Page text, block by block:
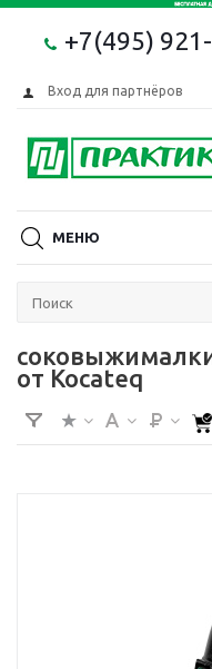
+7(495)
Вход для партнёров
МЕНЮ
от Kocateq